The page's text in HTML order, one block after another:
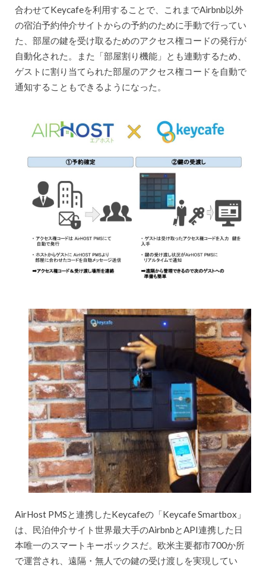
合わせてKeycafeを利用することで、これまでAirbnb以外
の宿泊予約仲介サイトからの予約のために手動で行ってい
た、部屋の鍵を受け取るためのアクセス権コードの発行が
自動化された。また「部屋割り機能」とも連動するため、
ゲストに割り当てられた部屋のアクセス権コードを自動で
通知することもできるようになった。
AirHost PMSと連携したKeycafeの「Keycafe Smartbox」
は、民泊仲介サイト世界最大手のAirbnbとAPI連携した日
本唯一のスマートキーボックスだ。欧米主要都市700か所
で運営され、遠隔・無人での鍵の受け渡しを実現してい